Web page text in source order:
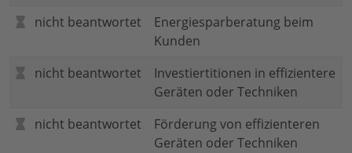
nicht beantwortet
Energiesparberatung beim
Kunden
nicht beantwortet
Investiertitionen in effizientere
Geräten oder Techniken
nicht beantwortet
Förderung von effizienteren
Geräten oder Techniken